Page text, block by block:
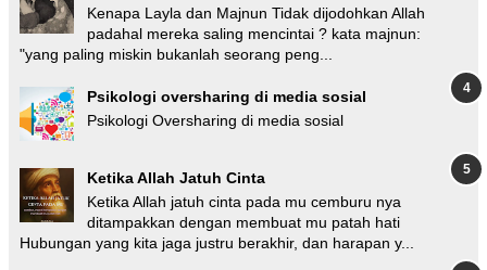
Kenapa Layla dan Majnun Tidak dijodohkan Allah
padahal mereka saling mencintai ? kata majnun:
"yang paling miskin bukanlah seorang peng...
Psikologi oversharing di media sosial
Psikologi Oversharing di media sosial
Ketika Allah Jatuh Cinta
Ketika Allah jatuh cinta pada mu cemburu nya
ditampakkan dengan membuat mu patah hati
Hubungan yang kita jaga justru berakhir, dan harapan y...